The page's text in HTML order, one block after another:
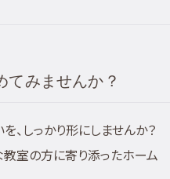
てみませんか？
、しっかり形にしませんか？
室の方に寄り添ったホーム